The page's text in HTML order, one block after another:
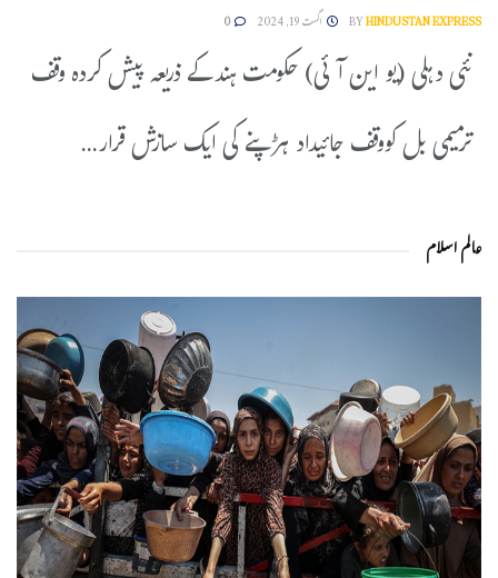
BYHINDUSTAN EXPRESS اگست 19, 2024 0
نئی دہلی (یو این آئی) حکومت ہندکے ذریعہ پیش کردہ وقف
ترمیمی بل کووقف جائیداد ہڑپنے کی ایک سازش قرار...
عالم اسلام